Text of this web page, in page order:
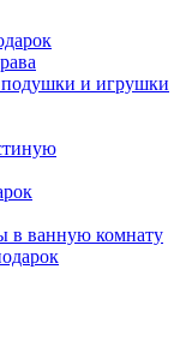
и игрушки
в ванную комнату